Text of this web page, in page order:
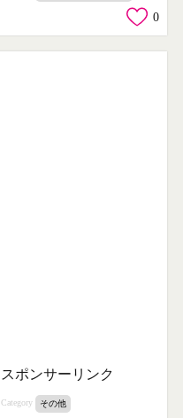
0
スポンサーリンク
Category その他